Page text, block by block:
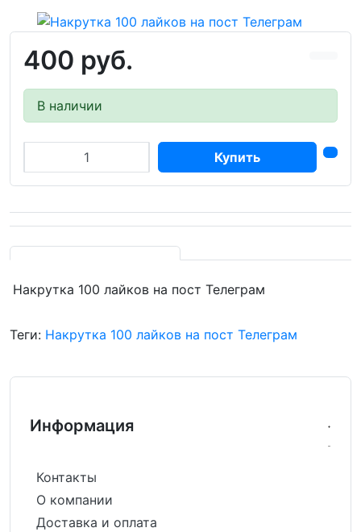
400 руб.
В наличии
Купить
Накрутка 100 лайков на пост Телеграм
Теги: Накрутка 100 лайков на пост Телеграм
Информация
Контакты
О компании
Доставка и оплата